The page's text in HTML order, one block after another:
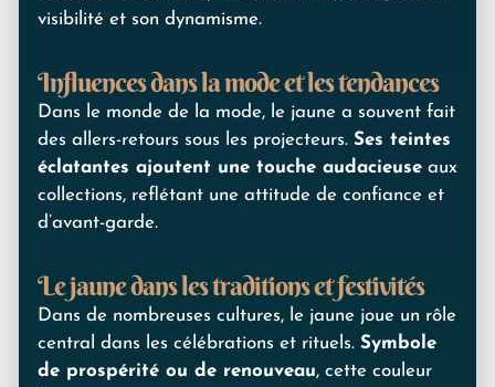
visibilité et son dynamisme.
Influences dans la mode et les tendances
Dans le monde de la mode, le jaune a souvent fait
des allers-retours sous les projecteurs. Ses teintes
éclatantes ajoutent une touche audacieuse aux
collections, reflétant une attitude de confiance et
d’avant-garde.
Le jaune dans les traditions et festivités
Dans de nombreuses cultures, le jaune joue un rôle
central dans les célébrations et rituels. Symbole
de prospérité ou de renouveau, cette couleur